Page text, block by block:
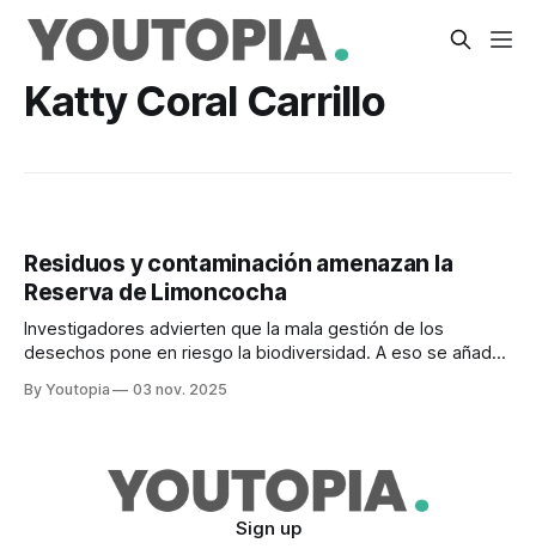
Katty Coral Carrillo
Residuos y contaminación amenazan la
Reserva de Limoncocha
Investigadores advierten que la mala gestión de los
desechos pone en riesgo la biodiversidad. A eso se añade
By Youtopia 03 nov. 2025
Sign up